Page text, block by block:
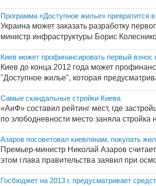
Программа «Доступное жилье» превратится
Украина может заказать разработку
министр инфраструктуры Борис
Киев может профинансировать первый
Киев до конца 2012 года может
"Доступное жилье", которая
Самые скандальные стройки Киева
«АиФ» составил рейтинг мест, где
по злободневности место заняла стройка
Азаров посоветовал киевлянам, покупать
Премьер-министр Николай Азаров
этом глава правительства заявил при
Госбюджет на 2013 г. предусматривает